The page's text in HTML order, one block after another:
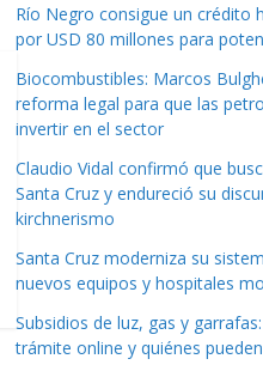
Río Negro consigue un crédito
por USD 80 millones para
Biocombustibles: Marcos
reforma legal para que las
invertir en el sector
Claudio Vidal confirmó que
Santa Cruz y endureció su
kirchnerismo
Santa Cruz moderniza su
nuevos equipos y hospitales
Subsidios de luz, gas y
trámite online y quiénes